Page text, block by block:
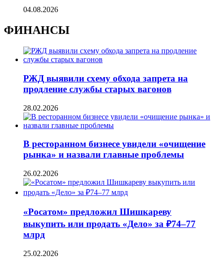
04.08.2026
ФИНАНСЫ
РЖД выявили схему обхода запрета на
продление службы старых вагонов
28.02.2026
В ресторанном бизнесе увидели «очищение
рынка» и назвали главные проблемы
26.02.2026
«Росатом» предложил Шишкареву
выкупить или продать «Дело» за ₽74–77
млрд
25.02.2026